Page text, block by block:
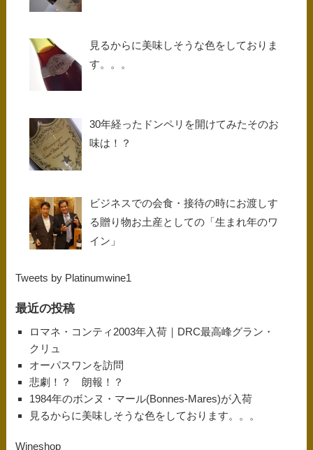
見るからに美味しそうな色をしておりま
す。。。
30年経ったドンペリを開けてみたそのお
味は！？
ビジネスでの会食・接待の時にお渡しす
る贈り物お土産としての「生まれ年のワ
イン」
Tweets by Platinumwine1
最近の投稿
ロマネ・コンティ2003年入荷｜DRC最高峰グラン・
クリュ
オーパスワンを訪問
悲劇！？ 朗報！？
1984年のボンヌ・マール(Bonnes-Mares)が入荷
見るからに美味しそうな色をしております。。。
Wineshop